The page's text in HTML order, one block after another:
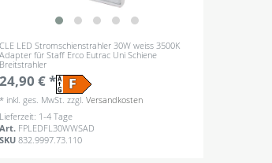
CLE LED Stromschienstrahler 30W weiss 3500K
Adapter für Staff Erco Eutrac Uni Schiene
Breitstrahler
24,90 € *
* inkl. ges. MwSt. zzgl.Versandkosten
Lieferzeit: 1-4 Tage
Art. FPLEDFL30WWSAD
SKU832.9997.73.110